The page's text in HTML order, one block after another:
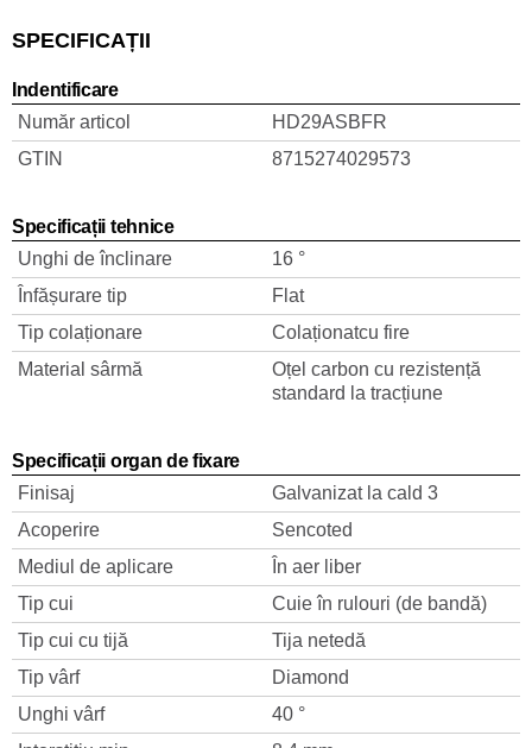
SPECIFICAȚII
Indentificare
Număr articol
HD29ASBFR
GTIN
8715274029573
Specificații tehnice
Unghi de înclinare
16 °
Înfășurare tip
Flat
Tip colaționare
Colaționatcu fire
Material sârmă
Oțel carbon cu rezistență
standard la tracțiune
Specificații organ de fixare
Finisaj
Galvanizat la cald 3
Acoperire
Sencoted
Mediul de aplicare
În aer liber
Tip cui
Cuie în rulouri (de bandă)
Tip cui cu tijă
Tija netedă
Tip vârf
Diamond
Unghi vârf
40 °